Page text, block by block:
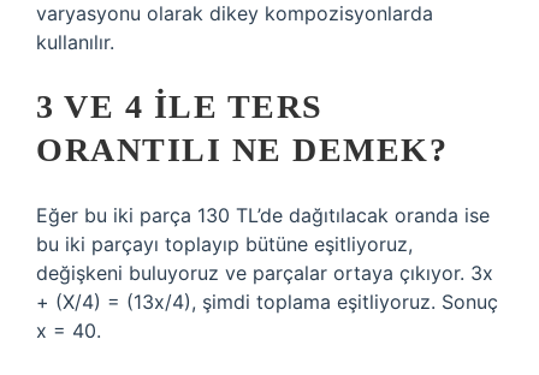
varyasyonu olarak dikey kompozisyonlarda
kullanılır.
3 VE 4 ILE TERS
ORANTILI NE DEMEK?
Eğer bu iki parça 130 TL’de dağıtılacak oranda ise
bu iki parçayı toplayıp bütüne eşitliyoruz,
değişkeni buluyoruz ve parçalar ortaya çıkıyor. 3x
+ (X/4) = (13x/4), şimdi toplama eşitliyoruz. Sonuç
x = 40.